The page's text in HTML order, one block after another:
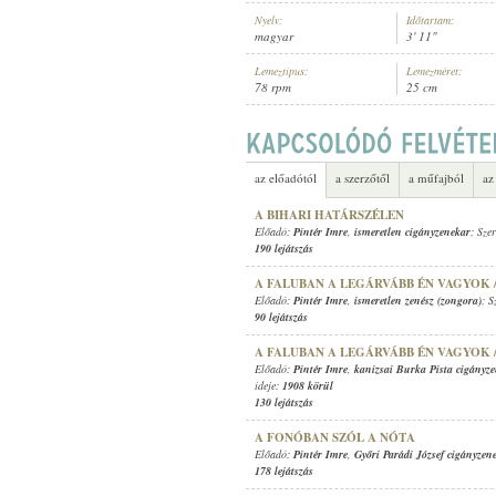
PINTÉR IMRE KENDE
Nyelv:
magyar
Időtartam:
3' 11"
Lemeztípus:
78 rpm
Lemezméret:
25 cm
az előadótól a szerzőtől a műfajból
A BIHARI HATÁRSZÉLEN
Előadó: Pintér Imre, ismeretlen cigányzenekar;
190 lejátszás
A FALUBAN A LEGÁRVÁBB ÉN
Előadó: Pintér Imre, ismeretlen zenész (zongora);
90 lejátszás
A FALUBAN A LEGÁRVÁBB ÉN
Előadó: Pintér Imre, kanizsai Burka Pista
ideje: 1908 körül
130 lejátszás
A FONÓBAN SZÓL A NÓTA
Előadó: Pintér Imre, Győri Parádi József
178 lejátszás